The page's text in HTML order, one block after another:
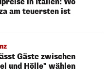
am teuersten ist
Gäste zwischen
und Hölle" wählen